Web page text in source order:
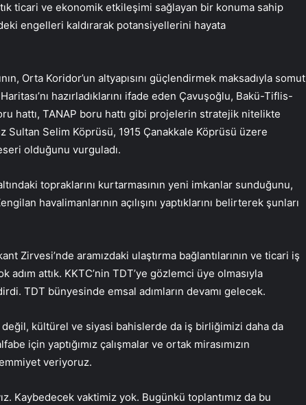
ticari ve ekonomik etkileşimi sağlayan bir konuma sahip
engelleri kaldırarak potansiyellerini hayata
Orta Koridor’un altyapısını güçlendirmek maksadıyla somut
hazırladıklarını ifade eden Çavuşoğlu, Bakü-Tiflis-
hattı, TANAP boru hattı gibi projelerin stratejik nitelikte
Sultan Selim Köprüsü, 1915 Çanakkale Köprüsü üzere
olduğunu vurguladı.
topraklarını kurtarmasının yeni imkanlar sunduğunu,
havalimanlarının açılışını yaptıklarını belirterek şunları
Zirvesi’nde aramızdaki ulaştırma bağlantılarının ve ticari iş
attık. KKTC’nin TDT’ye gözlemci üye olmasıyla
TDT bünyesinde emsal adımların devamı gelecek.
değil, kültürel ve siyasi bahislerde da iş birliğimizi daha da
için yaptığımız çalışmalar ve ortak mirasımızın
veriyoruz.
Kaybedecek vaktimiz yok. Bugünkü toplantımız da bu